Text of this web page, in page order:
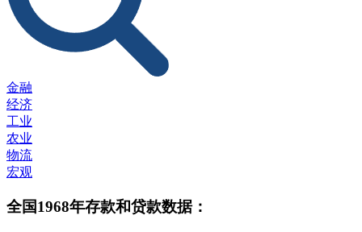
金融
经济
工业
农业
物流
宏观
全国1968年存款和贷款数据：